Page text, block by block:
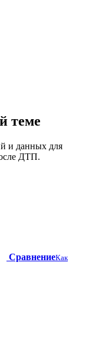
теме
и данных для
ДТП.
СравнениеКак